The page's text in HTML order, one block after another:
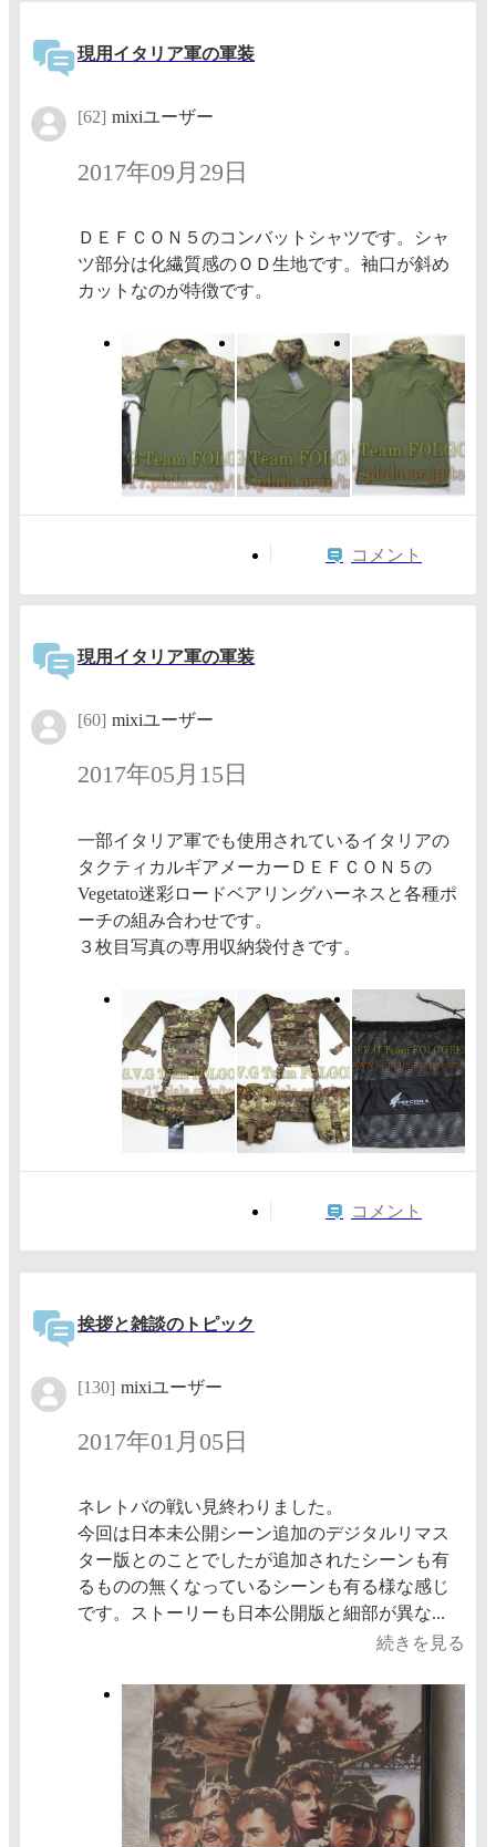
現用イタリア軍の軍装
[62] mixiユーザー
2017年09月29日
ＤＥＦＣＯＮ５のコンバットシャツです。シャ
ツ部分は化繊質感のＯＤ生地です。袖口が斜め
カットなのが特徴です。
コメント
現用イタリア軍の軍装
[60] mixiユーザー
2017年05月15日
一部イタリア軍でも使用されているイタリアの
タクティカルギアメーカーＤＥＦＣＯＮ５の
Vegetato迷彩ロードベアリングハーネスと各種ポ
ーチの組み合わせです。
３枚目写真の専用収納袋付きです。
コメント
挨拶と雑談のトピック
[130] mixiユーザー
2017年01月05日
ネレトバの戦い見終わりました。
今回は日本未公開シーン追加のデジタルリマス
ター版とのことでしたが追加されたシーンも有
るものの無くなっているシーンも有る様な感じ
です。ストーリーも日本公開版と細部が異な...
続きを見る